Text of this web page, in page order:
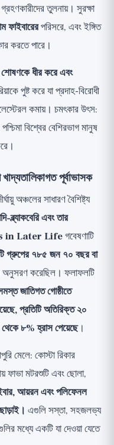
তুলনায়। সুরক্ষা
ফাইবারেরপরিসরে, এবং ইঙ্গিত
করতে পারে।
শোষণকে ধীর করে এবং
পুষ্ট করে যা প্রদাহ-বিরোধী
কমায়। চমৎকার উৎস:
বিশ্বের বেশিরভাগ মানুষ
পূর্বাভাসক
অঞ্চলের সাধারণ বৈশিষ্ট্য
ব্ল্যাকবেরি এবং তার
in Later Lifeগবেষণাটি
গ্রুপের ৭৮৫ জন ৭০ বছর বা
অনুসরণ করেছিল। ফলাফলটি
জাতিগত গোষ্ঠীতে
প্রতিটি অতিরিক্ত ২০
৮% হ্রাস পেয়েছে।
মেলে: কোস্টা রিকার
ফাভা মটরশুটি এবং ছোলা,
আয়রন এবং পলিফেনল
এগুলি সস্তা, সহজলভ্য
মধ্যে একটি যা দেওয়া যেতে